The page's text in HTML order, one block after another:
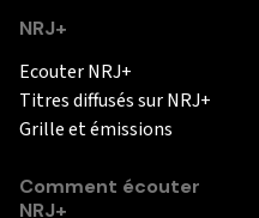
NRJ+
Ecouter NRJ+
Titres diffusés sur NRJ+
Grille et émissions
Comment écouter
NRJ+